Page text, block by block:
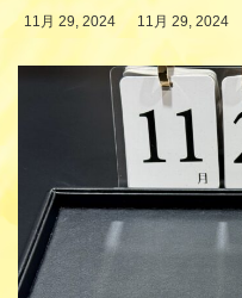
11月 29, 2024
最
新
時
11月 29, 2024